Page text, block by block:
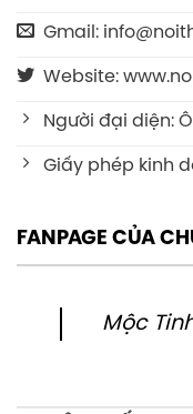
Gmail:
Website:
Người đại diện:
Giấy phép kinh
FANPAGE CỦA
Mộc